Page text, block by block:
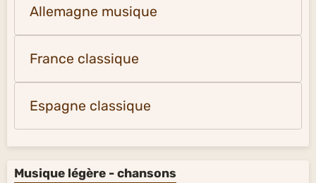
Allemagne musique
France classique
Espagne classique
Musique légère - chansons